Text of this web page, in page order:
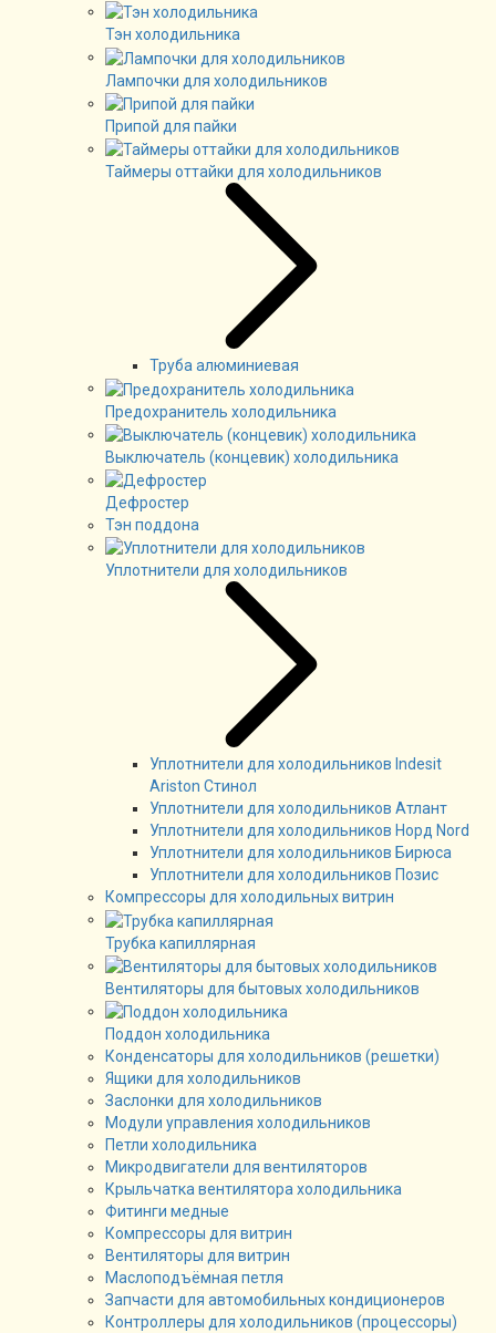
Тэн холодильника
Лампочки для холодильников
Припой для пайки
Таймеры оттайки для холодильников
Труба алюминиевая
Предохранитель холодильника
Выключатель (концевик) холодильника
Дефростер
Тэн поддона
Уплотнители для холодильников
Уплотнители для холодильников Indesit
Ariston Стинол
Уплотнители для холодильников Атлант
Уплотнители для холодильников Норд Nord
Уплотнители для холодильников Бирюса
Уплотнители для холодильников Позис
Компрессоры для холодильных витрин
Трубка капиллярная
Вентиляторы для бытовых холодильников
Поддон холодильника
Конденсаторы для холодильников (решетки)
Ящики для холодильников
Заслонки для холодильников
Модули управления холодильников
Петли холодильника
Микродвигатели для вентиляторов
Крыльчатка вентилятора холодильника
Фитинги медные
Компрессоры для витрин
Вентиляторы для витрин
Маслоподъёмная петля
Запчасти для автомобильных кондиционеров
Контроллеры для холодильников (процессоры)